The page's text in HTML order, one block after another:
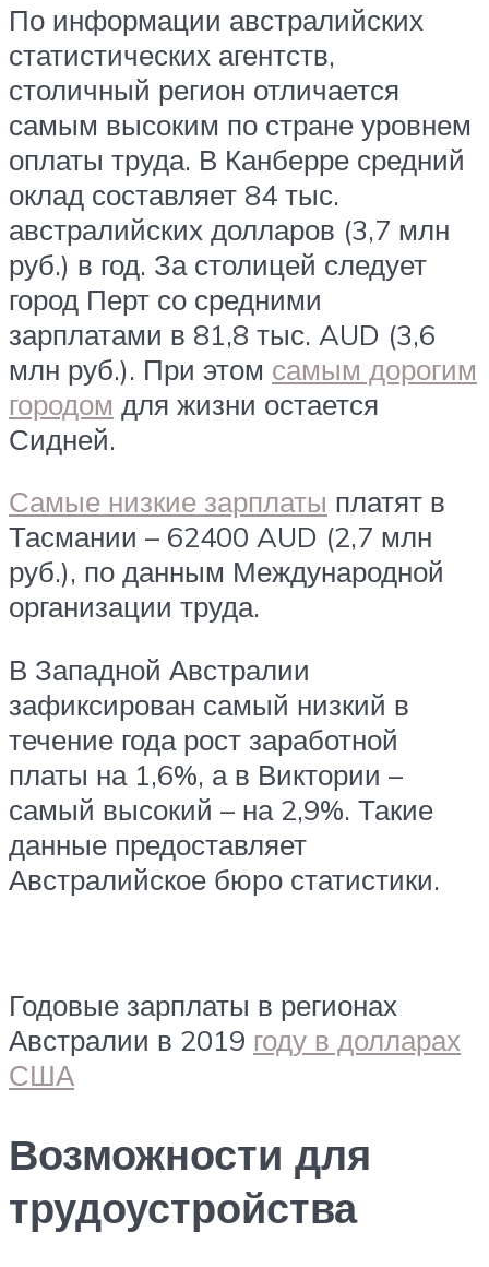
По информации австралийских
статистических агентств,
столичный регион отличается
самым высоким по стране уровнем
оплаты труда. В Канберре средний
оклад составляет 84 тыс.
австралийских долларов (3,7 млн
руб.) в год. За столицей следует
город Перт со средними
зарплатами в 81,8 тыс. AUD (3,6
млн руб.). При этом самым дорогим
городом для жизни остается
Сидней.
Самые низкие зарплаты платят в
Тасмании – 62400 AUD (2,7 млн
руб.), по данным Международной
организации труда.
В Западной Австралии
зафиксирован самый низкий в
течение года рост заработной
платы на 1,6%, а в Виктории –
самый высокий – на 2,9%. Такие
данные предоставляет
Австралийское бюро статистики.
Годовые зарплаты в регионах
Австралии в 2019 году в долларах
США
Возможности для
трудоустройства